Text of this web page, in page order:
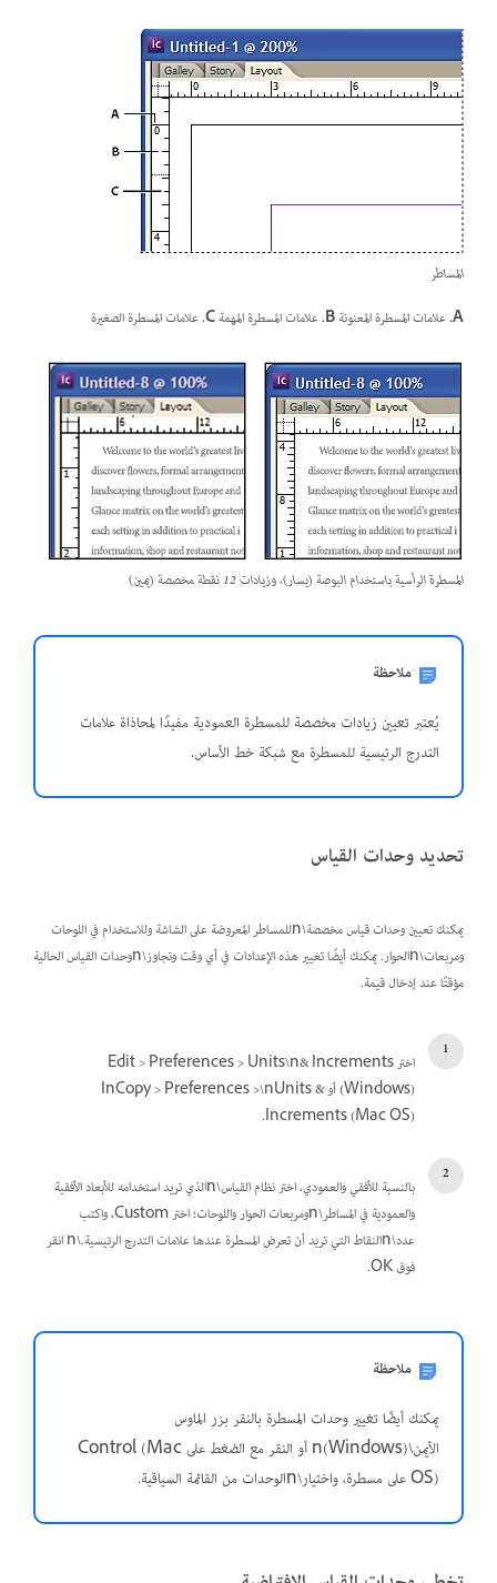
المساطر
A. علامات المسطرة المعنونةB. علامات المسطرة المهمةC. علامات المسطرة الصغيرة
المسطرة الرأسية باستخدام البوصة (يسار)، وزيادات 12 نقطة مخصصة (يمين)
ملاحظة
يُعتبر تعيين زيادات مخصصة للمسطرة العمودية مفيدًا لمحاذاة علامات
التدرج الرئيسية للمسطرة مع شبكة خط الأساس.
تحديد وحدات القياس
يمكنك تعيين وحدات قياس مخصصة\nللمساطر المعروضة على الشاشة وللاستخدام في اللوحات
ومربعات\nالحوار. يمكنك أيضًا تغيير هذه الإعدادات في أي وقت وتجاوز\nوحدات القياس الحالية
مؤقتًا عند إدخال قيمة.
اختر Edit > Preferences > Units\n& Increments
(Windows) أو InCopy > Preferences >\nUnits &
Increments (Mac OS).
بالنسبة للأفقي والعمودي، اختر نظام القياس\nالذي تريد استخدامه للأبعاد الأفقية
والعمودية في المساطر\nومربعات الحوار واللوحات؛ اختر Custom، واكتب
عدد\nالنقاط التي تريد أن تعرض المسطرة عندها علامات التدرج الرئيسية.\n انقر
فوق OK.
ملاحظة
يمكنك أيضًا تغيير وحدات المسطرة بالنقر بزر الماوس
الأيمن\n(Windows) أو النقر مع الضغط على Control (Mac
OS) على مسطرة، واختيار\nالوحدات من القائمة السياقية.